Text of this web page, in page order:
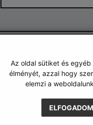
Az oldal sütiket és
élményét, azzal hogy
elemzi a
ELFOGADOM